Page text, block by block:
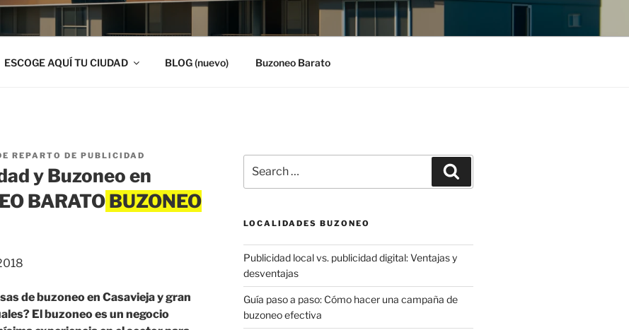
ESCOGE AQUÍ TU CIUDAD BLOG (nuevo) Buzoneo Barato
REPARTO DE PUBLICIDAD
y Buzoneo en
BARATO
de buzoneo en Casavieja y gran
El buzoneo es un negocio
for:
LOCALIDADES BUZONEO
Publicidad local vs. publicidad digital: Ventajas y
desventajas
Guía paso a paso: Cómo hacer una campaña de
buzoneo efectiva